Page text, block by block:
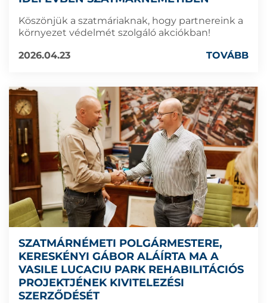
Köszönjük a szatmáriaknak, hogy partnereink a
környezet védelmét szolgáló akciókban!
2026.04.23
TOVÁBB
SZATMÁRNÉMETI POLGÁRMESTERE,
KERESKÉNYI GÁBOR ALÁÍRTA MA A
VASILE LUCACIU PARK REHABILITÁCIÓS
PROJEKTJÉNEK KIVITELEZÉSI
SZERZŐDÉSÉT